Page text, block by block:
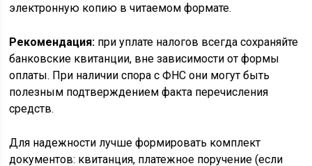
электронную копию в читаемом формате.
Рекомендация: при уплате налогов всегда сохраняйте
банковские квитанции, вне зависимости от формы
оплаты. При наличии спора с ФНС они могут быть
полезным подтверждением факта перечисления
средств.
Для надежности лучше формировать комплект
документов: квитанция, платежное поручение (если